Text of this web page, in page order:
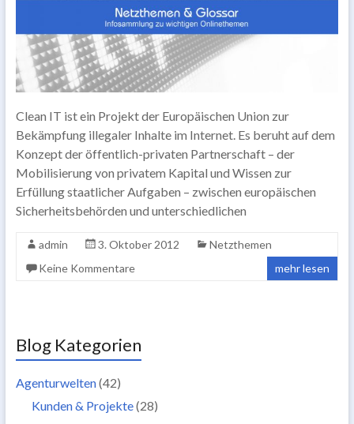
Clean IT ist ein Projekt der Europäischen Union zur
Bekämpfung illegaler Inhalte im Internet. Es beruht auf dem
Konzept der öffentlich-privaten Partnerschaft – der
Mobilisierung von privatem Kapital und Wissen zur
Erfüllung staatlicher Aufgaben – zwischen europäischen
Sicherheitsbehörden und unterschiedlichen
admin 3. Oktober 2012
Netzthemen
Keine Kommentare
mehr lesen
Blog Kategorien
Agenturwelten(42)
Kunden & Projekte(28)